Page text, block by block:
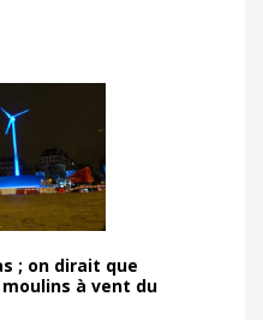
; on dirait que
à vent du